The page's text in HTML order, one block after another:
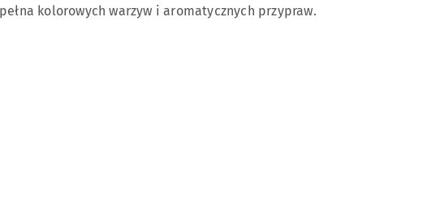
kolorowych warzyw i aromatycznych przypraw.